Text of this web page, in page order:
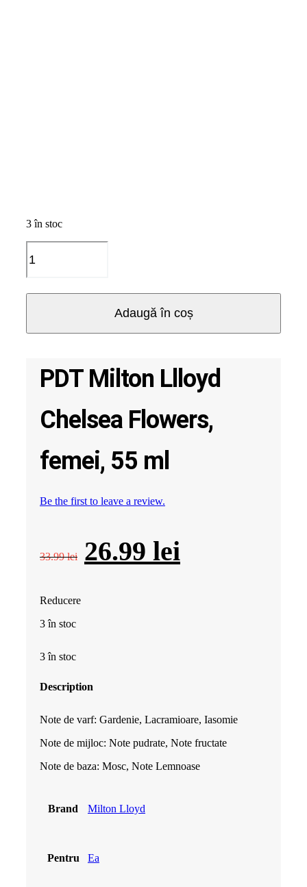
3 în stoc
PDT
Milton
Llloyd
femei,
Adaugă în coș
PDT Milton Llloyd
Chelsea Flowers,
femei, 55 ml
Be the first to leave a review.
33.99lei
Prețul
33.99 lei.
26.99 lei
Reducere
3 în stoc
3 în stoc
Description
Note de varf: Gardenie, Lacramioare, Iasomie
Note de mijloc: Note pudrate, Note fructate
Note de baza: Mosc, Note Lemnoase
Brand Milton Lloyd
Pentru Ea